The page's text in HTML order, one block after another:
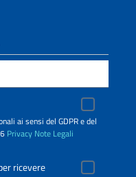
ai sensi del GDPR e del
Privacy Note Legali
ricevere